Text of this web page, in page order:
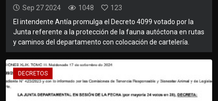
Sep 27 2024 1048
123
El intendente Antía promulga el Decreto 4099 votado por la
Junta referente a la protección de la fauna autóctona en rutas
y caminos del departamento con colocación de cartelería.
DECRETOS